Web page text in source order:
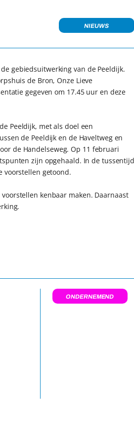
NIEUWS
gebiedsuitwerking van de Peeldijk.
de Bron, Onze Lieve
gegeven om 17.45 uur en deze
Peeldijk, met als doel een
de Peeldijk en de Haveltweg en
de Handelseweg. Op 11 februari
zijn opgehaald. In de tussentijd
voorstellen getoond.
kenbaar maken. Daarnaast
ONDERNEMEND